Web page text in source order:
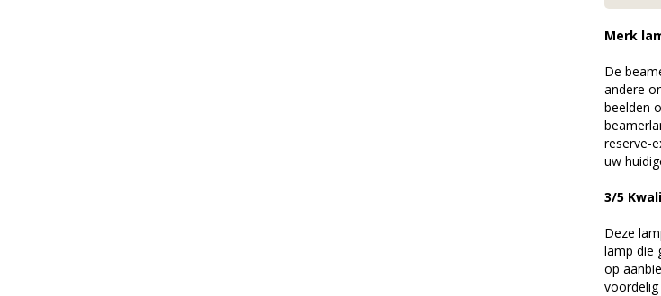
Merk
De
andere
beelden
reserve-
uw
3/5
Deze
lamp die
op
voordelig